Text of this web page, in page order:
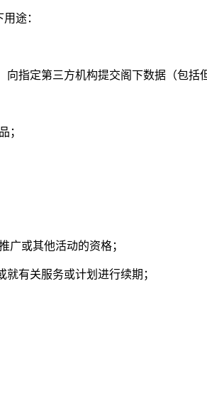
途：
向指定第三方机构提交阁下数据（包
；
广或其他活动的资格；
就有关服务或计划进行续期；